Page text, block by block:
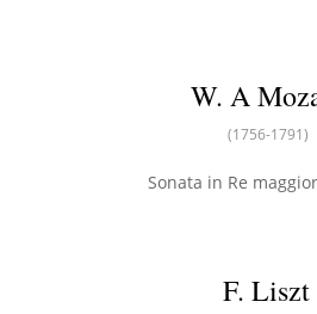
W. A
(1756-1791)
Sonata in Re
F. Liszt